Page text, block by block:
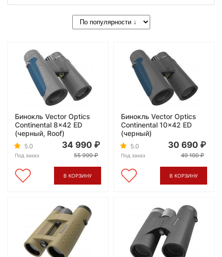
Бинокль Vector Optics
Continental 8x42 ED
(черный, Roof)
5.0
Под заказ
34 990
55 990
В КОРЗИНУ
Бинокль Vector Optics
Continental 10x42 ED
(черный)
5.0
Под заказ
30 690
49 100
В КОРЗИНУ